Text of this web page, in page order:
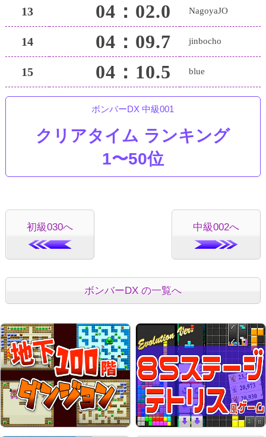
13 04：02.0 NagoyaJO
14 04：09.7 jinbocho
15 04：10.5 blue
ボンバーDX 中級001
クリアタイム ランキング
1〜50位
初級030へ 中級002へ
ボンバーDX の一覧へ